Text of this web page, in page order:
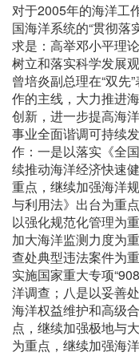
对于2005年的海洋工
国海洋系统的“贯彻落
求是：高举邓小平理
树立和落实科学发展
曾培炎副总理在“双先
作的主线，大力推进
创新，进一步提高海
事业全面谐调可持续
作：一是以落实《全
续推动海洋经济快速
重点，继续加强海洋
与利用法》出台为重
以强化规范化管理为
加大海洋监测力度为
查处典型违法案件为
实施国家重大专项
洋调查；八是以妥善
海洋权益维护和高级
点，继续加强极地与
为重点，继续加强海洋